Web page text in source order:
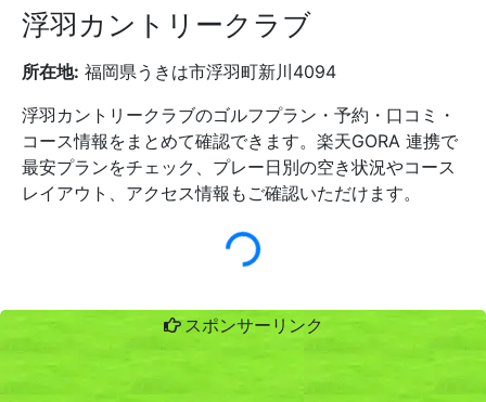
浮羽カントリークラブ
所在地: 福岡県うきは市浮羽町新川4094
浮羽カントリークラブのゴルフプラン・予約・口コミ・
コース情報をまとめて確認できます。楽天GORA 連携で
最安プランをチェック、プレー日別の空き状況やコース
レイアウト、アクセス情報もご確認いただけます。
スポンサーリンク